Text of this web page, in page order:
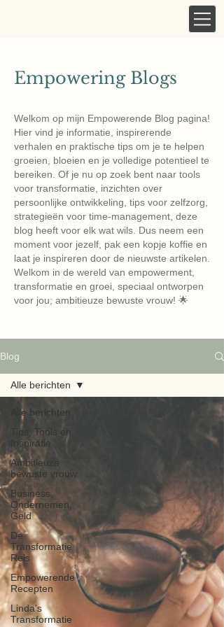
Empowering Blogs
Welkom op mijn Empowerende Blog pagina!
Hier vind je informatie, inspirerende
verhalen en praktische tips om je te helpen
groeien, bloeien en je volledige potentieel te
bereiken. Of je nu op zoek bent naar tools
voor transformatie, inzichten over
persoonlijke ontwikkeling, tips voor zelfzorg,
strategieën voor time-management, deze
blog heeft voor elk wat wils. Dus neem een ​​
moment voor jezelf, pak een kopje koffie en
laat je inspireren door de nieuwste artikelen.
Welkom in de wereld van empowerment,
transformatie en groei, speciaal ontworpen
voor jou; ambitieuze bewuste vrouw! 🌟
Blog
Alle berichten
Tips, Tools en
Inspiratie
Ambitieuze
bewuste vrouw
Business,
Ondernemen,
Geld
De
Transformatie
Reis
Empowerende
Recepten
Linda's
Transformatie
Alle berichten